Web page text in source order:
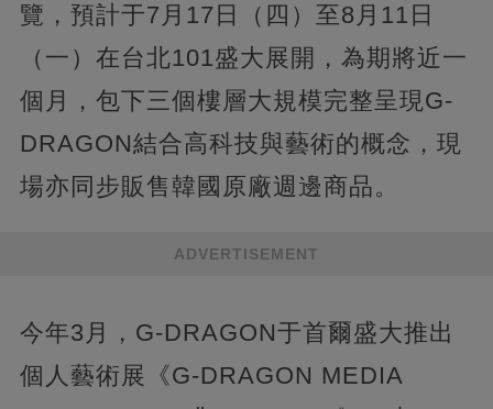
覽，預計于7月17日（四）至8月11日
（一）在台北101盛大展開，為期將近一
個月，包下三個樓層大規模完整呈現G-
DRAGON結合高科技與藝術的概念，現
場亦同步販售韓國原廠週邊商品。
ADVERTISEMENT
今年3月，G-DRAGON于首爾盛大推出
個人藝術展《G-DRAGON MEDIA